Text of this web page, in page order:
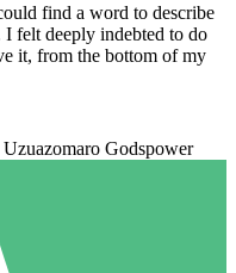
find a word to describe
I felt deeply indebted to do
it, from the bottom of my
Godspower